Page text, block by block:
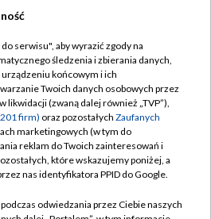
TVP
TVP
prywatności
Moje zgody
Pomoc
serwisu", aby wyrazić zgody na
śledzenia i zbierania danych,
końcowym i ich
Twoich danych osobowych przez
likwidacji (zwaną dalej również „TVP”),
firm) oraz pozostałych Zaufanych
marketingowych (w tym do
reklam do Twoich zainteresowań i
które wskazujemy poniżej, a
nas identyfikatora PPID do Google.
odwiedzania przez Ciebie naszych